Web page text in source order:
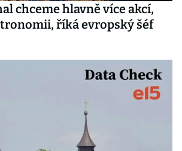
chceme hlavně více akcí,
říká evropský šéf